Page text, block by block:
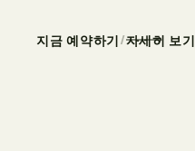
지금 예약하기/자세히 보기